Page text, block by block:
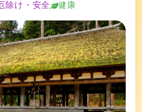
除け・安全 健康